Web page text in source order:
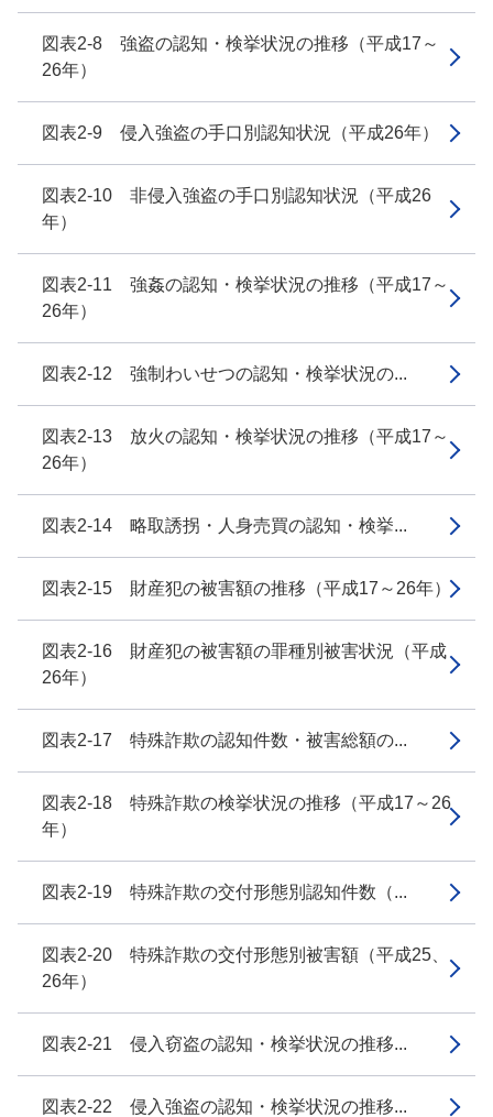
図表2-8 強盗の認知・検挙状況の推移（平成17～
26年）
図表2-9 侵入強盗の手口別認知状況（平成26年）
図表2-10 非侵入強盗の手口別認知状況（平成26
年）
図表2-11 強姦の認知・検挙状況の推移（平成17～
26年）
図表2-12 強制わいせつの認知・検挙状況の...
図表2-13 放火の認知・検挙状況の推移（平成17～
26年）
図表2-14 略取誘拐・人身売買の認知・検挙...
図表2-15 財産犯の被害額の推移（平成17～26年）
図表2-16 財産犯の被害額の罪種別被害状況（平成
26年）
図表2-17 特殊詐欺の認知件数・被害総額の...
図表2-18 特殊詐欺の検挙状況の推移（平成17～26
年）
図表2-19 特殊詐欺の交付形態別認知件数（...
図表2-20 特殊詐欺の交付形態別被害額（平成25、
26年）
図表2-21 侵入窃盗の認知・検挙状況の推移...
図表2-22 侵入強盗の認知・検挙状況の推移...